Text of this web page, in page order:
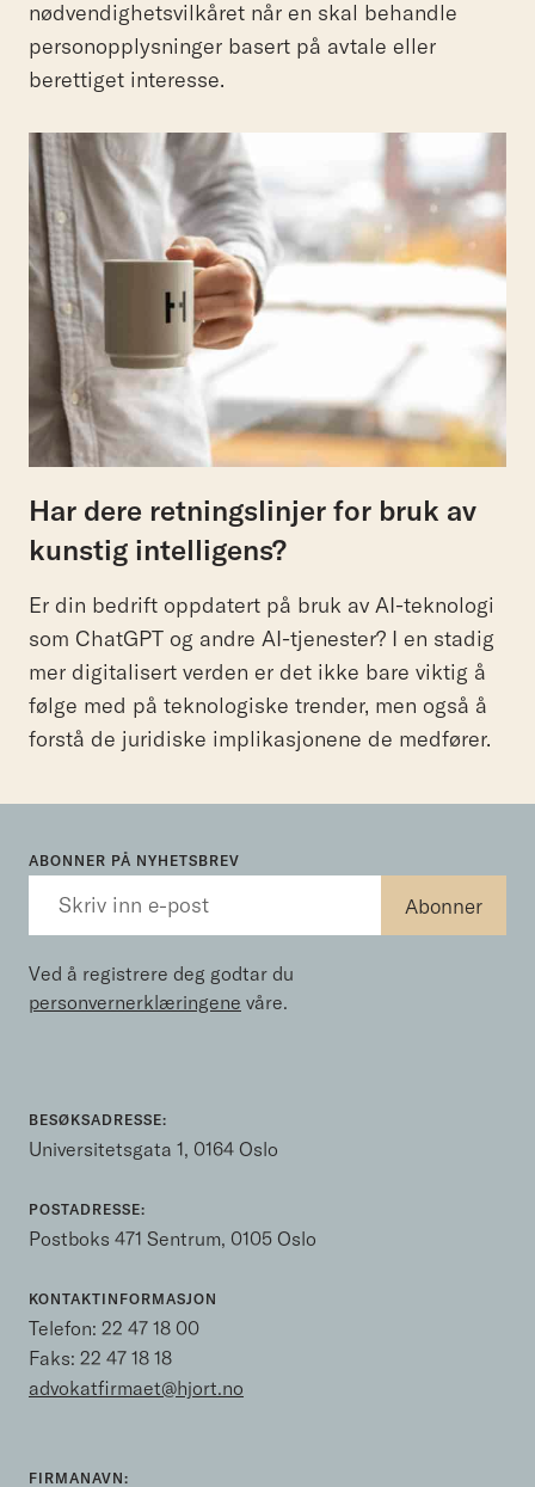
nødvendighetsvilkåret når en skal behandle
personopplysninger basert på avtale eller
berettiget interesse.
Har dere retningslinjer for bruk av
kunstig intelligens?
Er din bedrift oppdatert på bruk av AI-teknologi
som ChatGPT og andre AI-tjenester? I en stadig
mer digitalisert verden er det ikke bare viktig å
følge med på teknologiske trender, men også å
forstå de juridiske implikasjonene de medfører.
ABONNER PÅ NYHETSBREV
Ved å registrere deg godtar du
personvernerklæringene våre.
BESØKSADRESSE:
Universitetsgata 1, 0164 Oslo
POSTADRESSE:
Postboks 471 Sentrum, 0105 Oslo
KONTAKTINFORMASJON
Telefon: 22 47 18 00
Faks: 22 47 18 18
advokatfirmaet@hjort.no
FIRMANAVN: